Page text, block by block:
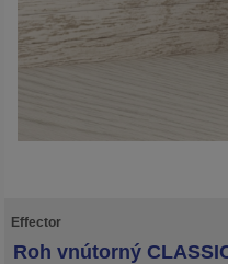
Effector
Roh vnútorný